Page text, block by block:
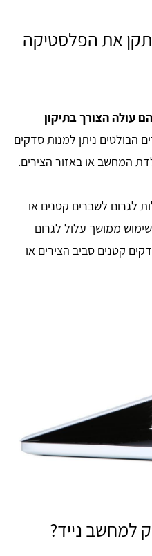
את הפלסטיקה
עולה הצורך בתיקון
הבולטים ניתן למנות סדקים
המחשב או באזור הצירים.
לגרום לשברים קטנים או
ממושך עלול לגרום
קטנים סביב הצירים או
למחשב נייד?